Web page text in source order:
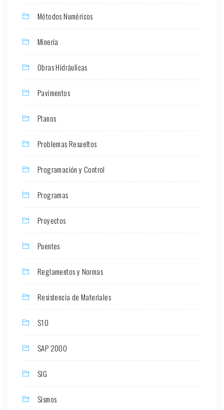
Métodos Numéricos
Minería
Obras Hidráulicas
Pavimentos
Planos
Problemas Resueltos
Programación y Control
Programas
Proyectos
Puentes
Reglamentos y Normas
Resistencia de Materiales
S10
SAP 2000
SIG
Sismos